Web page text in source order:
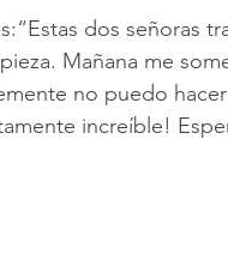
dos señoras
Mañana me
no puedo
increíble!